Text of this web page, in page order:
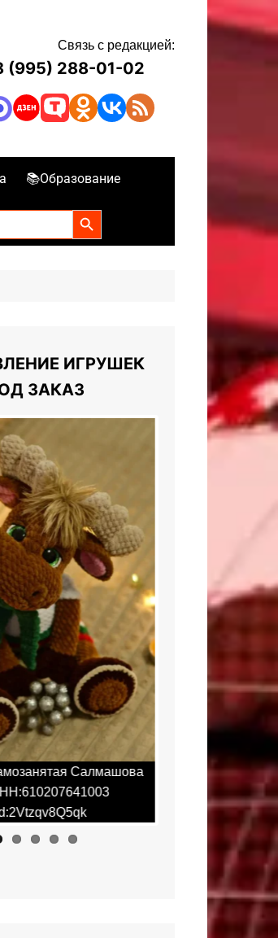
Связь с редакцией:
(995) 288-01-02
📚Образование
Search Button
ИГРУШЕК
ЗАКАЗ
Салмашова
Реклама.